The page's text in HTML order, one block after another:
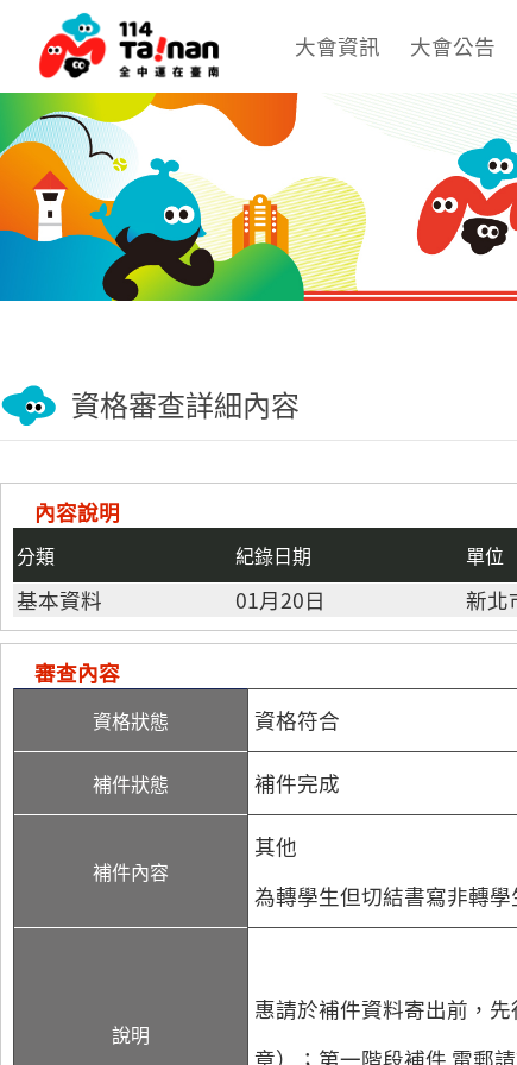
大會資訊 大會公告
資格審查詳細內容
內容說明
分類 紀錄日期 單位
基本資料 01月20日 新北
審查內容
資格狀態 資格符合
補件狀態 補件完成
補件內容
其他
為轉學生但切結書寫非轉學
說明
惠請於補件資料寄出前，
章）；第一階段補件 電郵